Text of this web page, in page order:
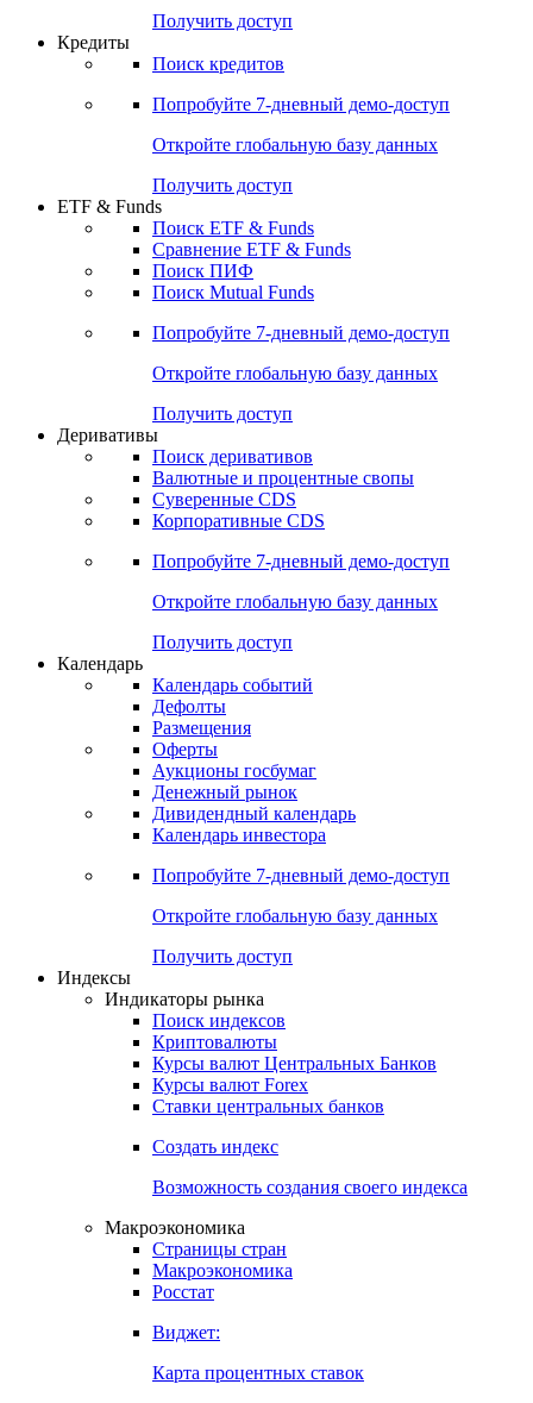
Получить доступ
Кредиты
Поиск кредитов
Попробуйте 7-дневный демо-доступ
Откройте глобальную базу данных
Получить доступ
ETF & Funds
Поиск ETF & Funds
Сравнение ETF & Funds
Поиск ПИФ
Поиск Mutual Funds
Попробуйте 7-дневный демо-доступ
Откройте глобальную базу данных
Получить доступ
Деривативы
Поиск деривативов
Валютные и процентные свопы
Суверенные CDS
Корпоративные CDS
Попробуйте 7-дневный демо-доступ
Откройте глобальную базу данных
Получить доступ
Календарь
Календарь событий
Дефолты
Размещения
Оферты
Аукционы госбумаг
Денежный рынок
Дивидендный календарь
Календарь инвестора
Попробуйте 7-дневный демо-доступ
Откройте глобальную базу данных
Получить доступ
Индексы
Индикаторы рынка
Поиск индексов
Криптовалюты
Курсы валют Центральных Банков
Курсы валют Forex
Ставки центральных банков
Создать индекс
Возможность создания своего индекса
Макроэкономика
Страницы стран
Макроэкономика
Росстат
Виджет:
Карта процентных ставок